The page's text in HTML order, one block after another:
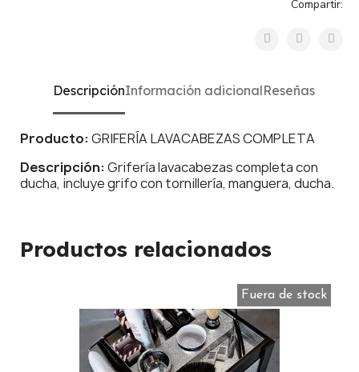
Compartir:
DescripciónInformación adicionalReseñas
Producto:GRIFERÍA LAVACABEZAS COMPLETA
Descripción:Grifería lavacabezas completa con
ducha, incluye grifo con tornillería, manguera, ducha.
Productos relacionados
Fuera de stock